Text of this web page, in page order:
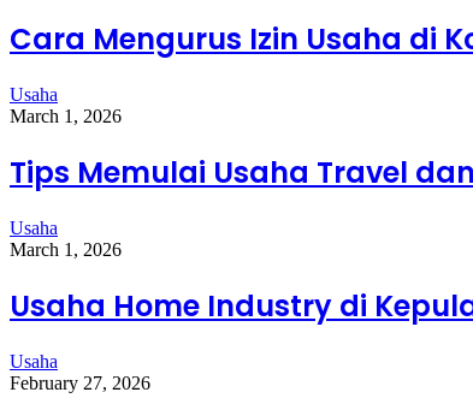
Cara Mengurus Izin Usaha di
Usaha
March 1, 2026
Tips Memulai Usaha Travel
Usaha
March 1, 2026
Usaha Home Industry di
Usaha
February 27, 2026